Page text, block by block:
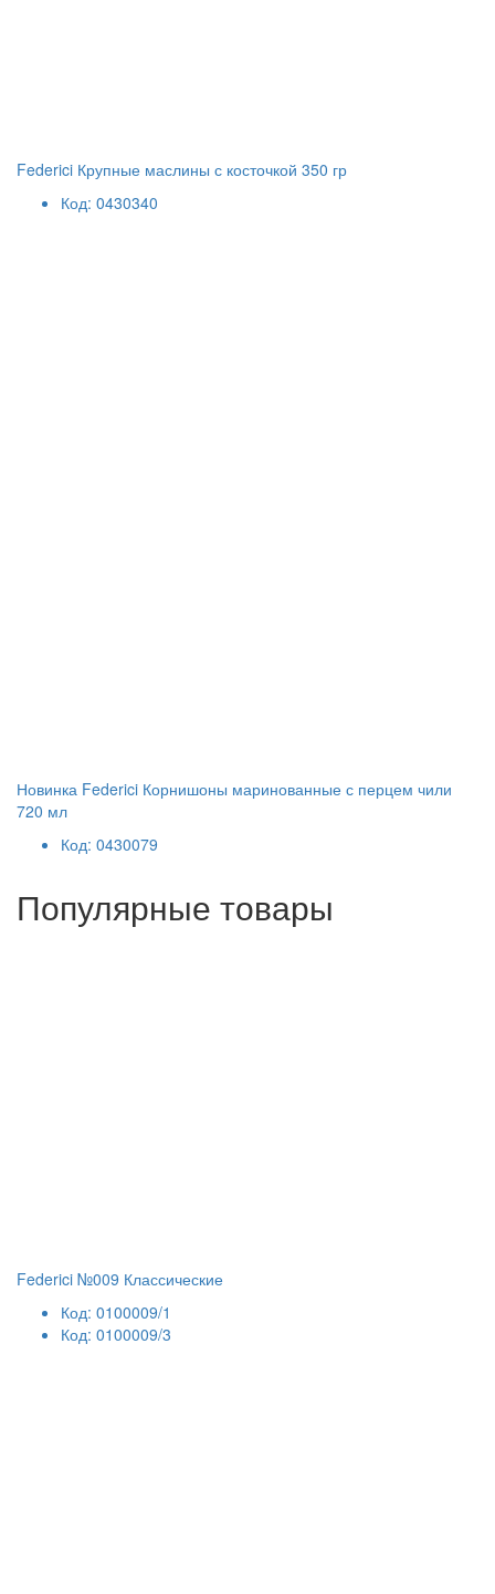
Federici Крупные маслины с косточкой 350 гр
Код: 0430340
Новинка Federici Корнишоны маринованные с перцем чили
720 мл
Код: 0430079
Популярные товары
Federici №009 Классические
Код: 0100009/1
Код: 0100009/3